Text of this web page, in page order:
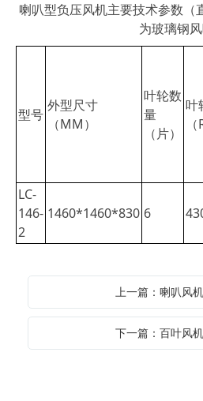
喇叭型负压风机主要技术参数（
为玻璃钢
型号
外型尺寸
（MM）
叶轮数
量
（片）
叶
LC-
146-
2
1460*1460*830 6
上一篇：喇叭风
下一篇：百叶风